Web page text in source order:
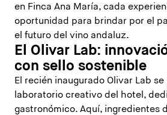
en Finca Ana María, cada
oportunidad para brindar por el
el futuro del vino andaluz.
El Olivar Lab:
con sello sostenible
El recién inaugurado Olivar Lab
laboratorio creativo del hotel,
gastronómico. Aquí, ingredientes